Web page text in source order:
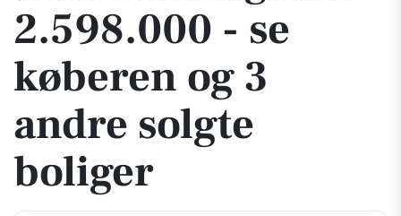
2.598.000 - se
køberen og 3
andre solgte
boliger